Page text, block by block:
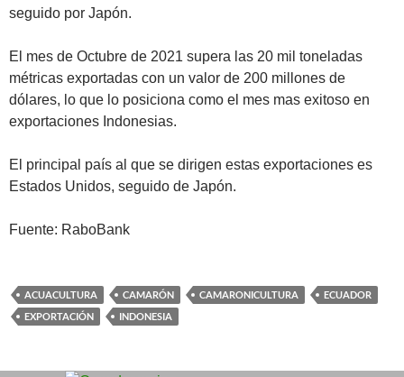
seguido por Japón.
El mes de Octubre de 2021 supera las 20 mil toneladas
métricas exportadas con un valor de 200 millones de
dólares, lo que lo posiciona como el mes mas exitoso en
exportaciones Indonesias.
El principal país al que se dirigen estas exportaciones es
Estados Unidos, seguido de Japón.
Fuente: RaboBank
ACUACULTURA CAMARÓN CAMARONICULTURA
ECUADOR
EXPORTACIÓN
INDONESIA